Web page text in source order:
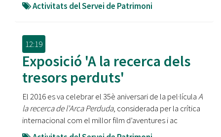
Activitats del Servei de Patrimoni
12:19
Exposició 'A la recerca dels
tresors perduts'
El 2016 es va celebrar el 35è aniversari de la pel·lículaA
la recerca de l'Arca Perduda, considerada per la crítica
internacional com el millor film d’aventures i ac